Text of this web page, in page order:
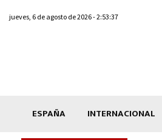
jueves, 6 de agosto de 2026 - 2:53:37
ESPAÑA INTERNACIONAL